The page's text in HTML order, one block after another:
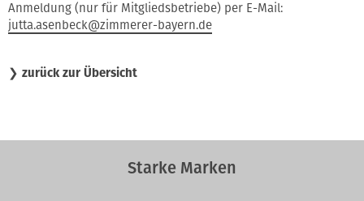
Anmeldung (nur für Mitgliedsbetriebe) per E-Mail:
jutta.asenbeck@zimmerer-bayern.de
❯ zurück zur Übersicht
Starke Marken